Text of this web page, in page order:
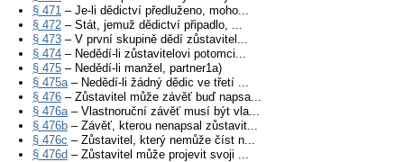
§ 471 – Je-li dědictví předluženo, moho...
§ 472 – Stát, jemuž dědictví připadlo, ...
§ 473 – V první skupině dědí zůstavitel...
§ 474 – Nedědí-li zůstavitelovi potomci...
§ 475 – Nedědí-li manžel, partner1a)
§ 475a– Nedědí-li žádný dědic ve třetí ...
§ 476 – Zůstavitel může závěť buď napsa...
§ 476a– Vlastnoruční závěť musí být vla...
§ 476b – Závěť, kterou nenapsal zůstavit...
§ 476c – Zůstavitel, který nemůže číst n...
§ 476d – Zůstavitel může projevit svoji ...